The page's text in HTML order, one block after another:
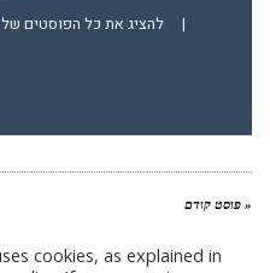
| להציג את כל הפוסטים של admin
« פוסט קודם